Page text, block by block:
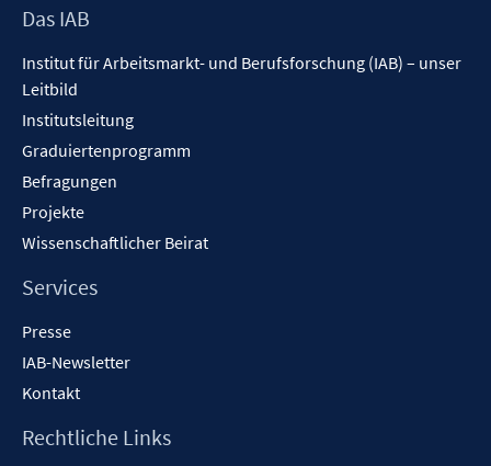
Footer
Das IAB
Institut für Arbeitsmarkt- und Berufsforschung (IAB) – unser
Leitbild
Institutsleitung
Graduiertenprogramm
Befragungen
Projekte
Wissenschaftlicher Beirat
Services
Presse
IAB-Newsletter
Kontakt
Rechtliche Links